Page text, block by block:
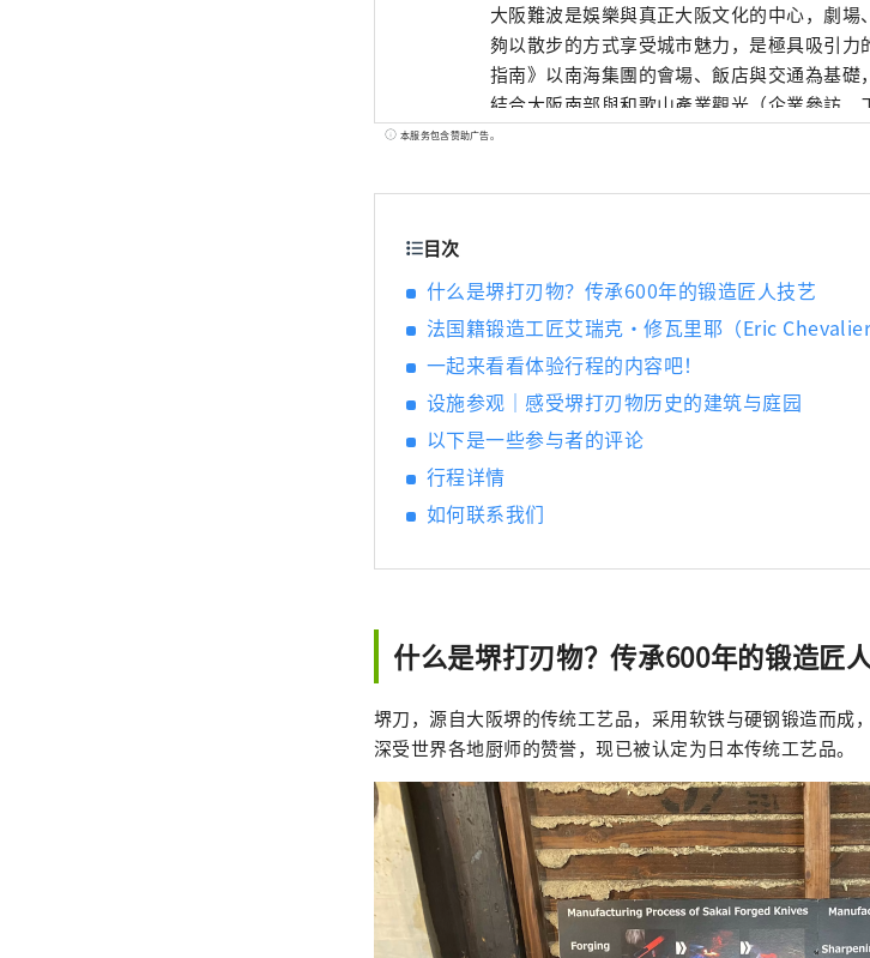
大阪難波是娛樂與真正大阪文化的中心，劇
夠以散步的方式享受城市魅力，是極具吸引
指南》以南海集團的會場、飯店與交通為基礎
結合大阪南部與和歌山產業觀光（企業參訪、工廠
https://www.japanrootsguide.com/tw “本账号由南海株式会社运营。” 【照片描
本服务包含赞助广告。
目次
什么是堺打刃物？传承600年的锻造匠人技艺
法国籍锻造工匠艾瑞克・修瓦里耶（Eric Chevalier
一起来看看体验行程的内容吧！
设施参观｜感受堺打刃物历史的建筑与庭园
以下是一些参与者的评论
行程详情
如何联系我们
什么是堺打刃物？传承600年的锻造匠
堺刀，源自大阪堺的传统工艺品，采用软铁与硬钢锻造而成
深受世界各地厨师的赞誉，现已被认定为日本传统工艺品。